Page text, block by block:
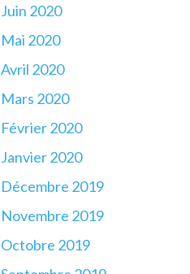
Juin 2020
Mai 2020
Avril 2020
Mars 2020
Février 2020
Janvier 2020
Décembre 2019
Novembre 2019
Octobre 2019